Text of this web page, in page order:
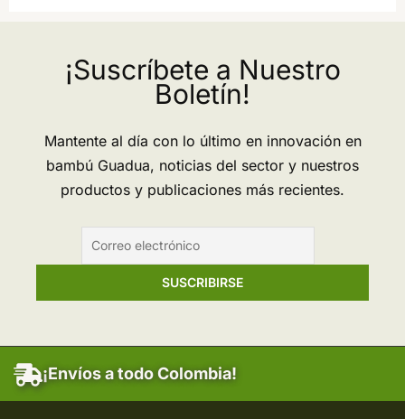
¡Suscríbete a Nuestro
Boletín!
Mantente al día con lo último en innovación en
bambú Guadua, noticias del sector y nuestros
productos y publicaciones más recientes.
¡Envíos a todo Colombia!